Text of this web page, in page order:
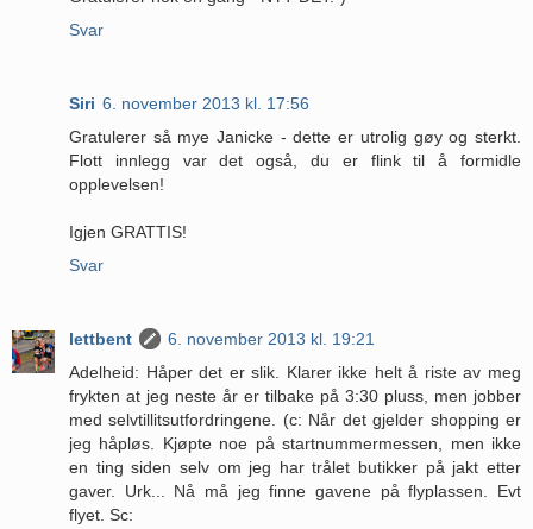
Svar
Siri 6. november 2013 kl. 17:56
Gratulerer så mye Janicke - dette er utrolig gøy og sterkt.
Flott innlegg var det også, du er flink til å formidle
opplevelsen!
Igjen GRATTIS!
Svar
lettbent
6. november 2013 kl. 19:21
Adelheid: Håper det er slik. Klarer ikke helt å riste av meg
frykten at jeg neste år er tilbake på 3:30 pluss, men jobber
med selvtillitsutfordringene. (c: Når det gjelder shopping er
jeg håpløs. Kjøpte noe på startnummermessen, men ikke
en ting siden selv om jeg har trålet butikker på jakt etter
gaver. Urk... Nå må jeg finne gavene på flyplassen. Evt
flyet. Sc: